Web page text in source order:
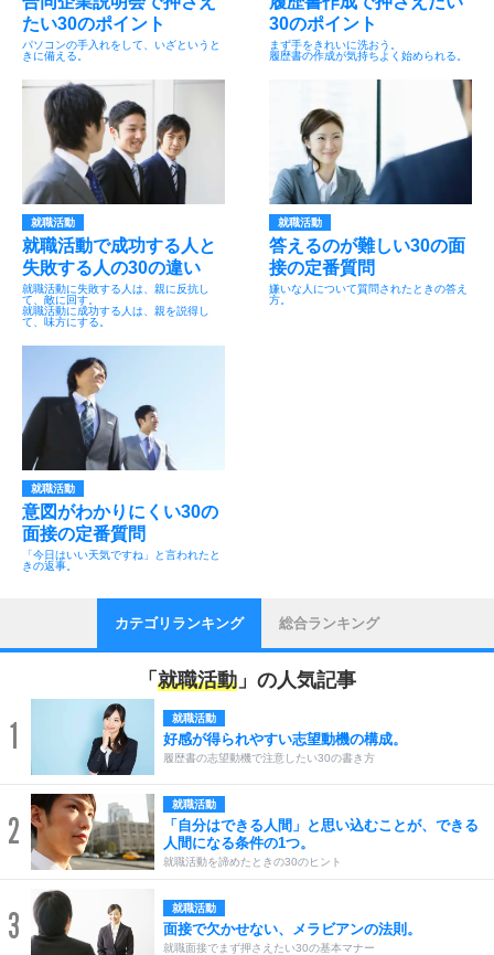
たい30のポイント
パソコンの手入れをして、いざというと
きに備える。
30のポイント
まず手をきれいに洗おう。
履歴書の作成が気持ちよく始められる。
就職活動
就職活動で成功する人と
失敗する人の30の違い
就職活動に失敗する人は、親に反抗し
て、敵に回す。
就職活動に成功する人は、親を説得し
て、味方にする。
就職活動
答えるのが難しい30の面
接の定番質問
嫌いな人について質問されたときの答え
方。
就職活動
意図がわかりにくい30の
面接の定番質問
「今日はいい天気ですね」と言われたと
きの返事。
カテゴリランキング 総合ランキング
「 就職活動 」の人気記事
1 就職活動
好感が得られやすい志望動機の構成。
履歴書の志望動機で注意したい30の書き方
2
就職活動
「自分はできる人間」と思い込むことが、できる
人間になる条件の1つ。
就職活動を諦めたときの30のヒント
3 就職活動
面接で欠かせない、メラビアンの法則。
就職面接でまず押さえたい30の基本マナー